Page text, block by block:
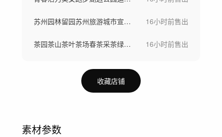
苏州园林留园苏州旅游城市宣传片 16小时前售出
茶园茶山茶叶茶场春茶采茶绿茶龙井茶明前茶 16小时前售出
收藏店铺
素材参数